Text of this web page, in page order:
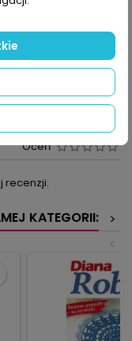
łatwo było
połączenie zrobione
z serduszek i
z półsłupków -
Oceń
recenzji.
KATEGORII:
>
<